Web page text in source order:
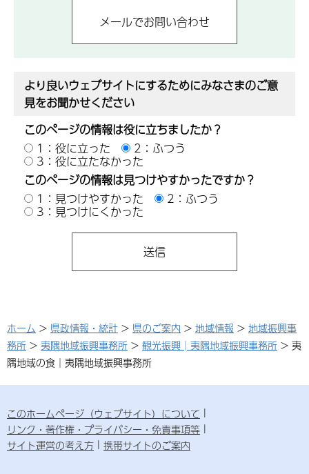
より良いウェブサイトにするためにみなさまのご意
見をお聞かせください
このページの情報は役に立ちましたか？
1：役に立った
2：ふつう
3：役に立たなかった
このページの情報は見つけやすかったですか？
1：見つけやすかった
2：ふつう
3：見つけにくかった
ホーム > 県政情報・統計 > 県のご案内 > 地域情報 > 地域振興事
務所 > 夷隅地域振興事務所 > 観光振興│夷隅地域振興事務所 > 夷
隅地域の食│夷隅地域振興事務所
このホームページ（ウェブサイト）について
リンク・著作権・プライバシー・免責事項等
サイト運営の考え方
携帯サイトのご案内